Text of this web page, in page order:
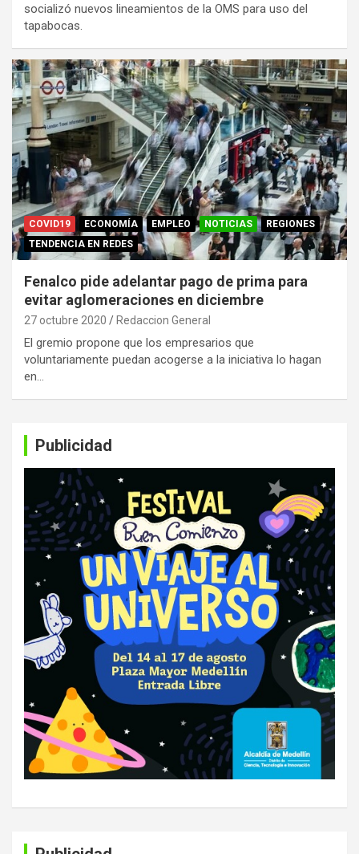
socializó nuevos lineamientos de la OMS para uso del
tapabocas.
COVID19 ECONOMÍA EMPLEO NOTICIAS
REGIONES
TENDENCIA EN REDES
Fenalco pide adelantar pago de prima para
evitar aglomeraciones en diciembre
27 octubre 2020 Redaccion General
El gremio propone que los empresarios que
voluntariamente puedan acogerse a la iniciativa lo hagan
en…
Publicidad